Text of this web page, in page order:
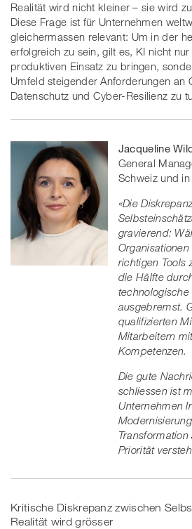
Realität wird nicht kleiner – sie wird
Diese Frage ist für Unternehmen
gleichermassen relevant: Um in der
erfolgreich zu sein, gilt es, KI nicht
produktiven Einsatz zu bringen,
Umfeld steigender Anforderungen an
Datenschutz und Cyber-Resilienz zu
Jacqueline
General
Schweiz und
«Die
gravierend:
richtigen Tools
die Hälfte
ausgebremst.
qualifizierten
Mitarbeitern
Kompetenzen.
Die gute
schliessen ist
Unternehmen
Priorität
Kritische Diskrepanz zwischen
Realität wird grösser